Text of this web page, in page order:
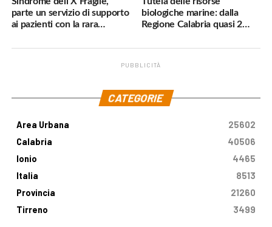
parte un servizio di supporto
ai pazienti con la rara
biologiche marine: dalla
Regione Calabria quasi 2
PUBBLICITÀ
CATEGORIE
Area Urbana
25602
Calabria
40506
Ionio
4465
Italia
8513
Provincia
21260
Tirreno
3499